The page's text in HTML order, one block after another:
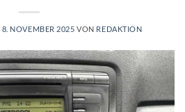
8. NOVEMBER 2025 VON REDAKTION